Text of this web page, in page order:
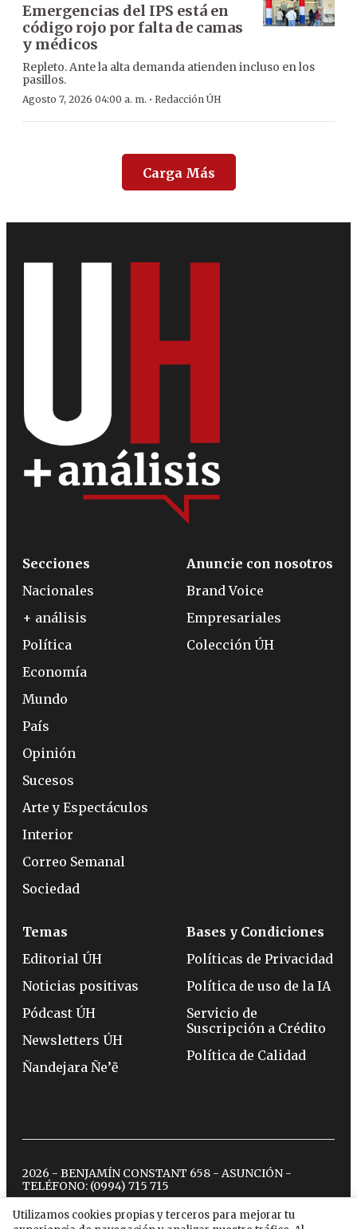
Emergencias del IPS está en
código rojo por falta de camas
y médicos
Repleto. Ante la alta demanda atienden incluso en los
pasillos.
Agosto 7, 2026 04:00 a. m. · Redacción ÚH
Carga Más
Utilizamos cookies propias y terceros para mejorar tu
Secciones
Nacionales
+ análisis
Política
Economía
Mundo
País
Opinión
Sucesos
Arte y Espectáculos
Interior
Correo Semanal
Sociedad
Anuncie con nosotros
Brand Voice
Empresariales
Colección ÚH
Temas
Editorial ÚH
Noticias positivas
Pódcast ÚH
Newsletters ÚH
Ñandejara Ñe’ẽ
Bases y Condiciones
Políticas de Privacidad
Política de uso de la IA
Servicio de
Suscripción a Crédito
Política de Calidad
2026 - BENJAMÍN CONSTANT 658 - ASUNCIÓN -
TELÉFONO: (0994) 715 715